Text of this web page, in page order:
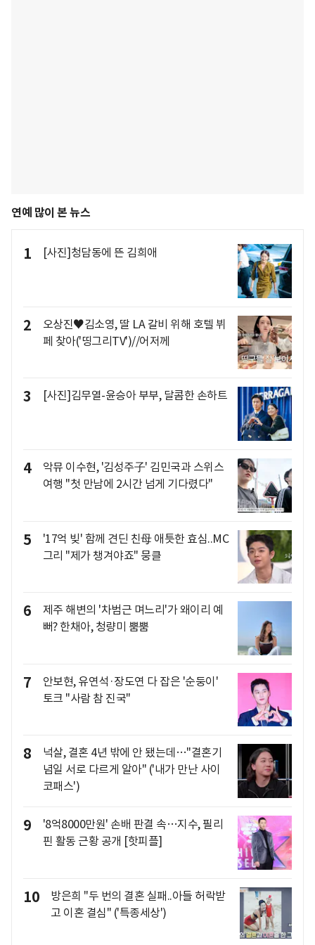
연예 많이 본 뉴스
1 [사진]청담동에 뜬 김희애
2
오상진♥김소영, 딸 LA 갈비 위해 호텔 뷔
페 찾아('띵그리TV')//어저께
3 [사진]김무열-윤승아 부부, 달콤한 손하트
4
악뮤 이수현, '김성주子' 김민국과 스위스
여행 "첫 만남에 2시간 넘게 기다렸다"
5
'17억 빚' 함께 견딘 친母 애틋한 효심..MC
그리 "제가 챙겨야죠" 뭉클
6
제주 해변의 '차범근 며느리'가 왜이리 예
뻐? 한채아, 청량미 뿜뿜
7
안보현, 유연석·장도연 다 잡은 '순둥이'
토크 "사람 참 진국"
8
넉살, 결혼 4년 밖에 안 됐는데…"결혼기
념일 서로 다르게 알아" ('내가 만난 사이
코패스')
9
'8억8000만원' 손배 판결 속…지수, 필리
핀 활동 근황 공개 [핫피플]
10
방은희 "두 번의 결혼 실패..아들 허락받
고 이혼 결심" ('특종세상')